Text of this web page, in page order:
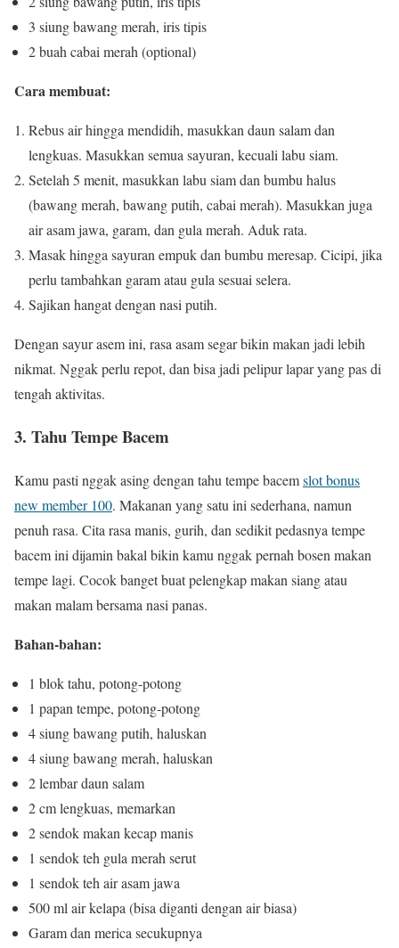
3 siung bawang merah, iris tipis
2 buah cabai merah (optional)
Cara membuat:
Rebus air hingga mendidih, masukkan daun salam dan
lengkuas. Masukkan semua sayuran, kecuali labu siam.
Setelah 5 menit, masukkan labu siam dan bumbu halus
(bawang merah, bawang putih, cabai merah). Masukkan juga
air asam jawa, garam, dan gula merah. Aduk rata.
Masak hingga sayuran empuk dan bumbu meresap. Cicipi, jika
perlu tambahkan garam atau gula sesuai selera.
Sajikan hangat dengan nasi putih.
Dengan sayur asem ini, rasa asam segar bikin makan jadi lebih
nikmat. Nggak perlu repot, dan bisa jadi pelipur lapar yang pas di
tengah aktivitas.
3. Tahu Tempe Bacem
Kamu pasti nggak asing dengan tahu tempe bacemslot bonus
new member 100. Makanan yang satu ini sederhana, namun
penuh rasa. Cita rasa manis, gurih, dan sedikit pedasnya tempe
bacem ini dijamin bakal bikin kamu nggak pernah bosen makan
tempe lagi. Cocok banget buat pelengkap makan siang atau
makan malam bersama nasi panas.
Bahan-bahan:
1 blok tahu, potong-potong
1 papan tempe, potong-potong
4 siung bawang putih, haluskan
4 siung bawang merah, haluskan
2 lembar daun salam
2 cm lengkuas, memarkan
2 sendok makan kecap manis
1 sendok teh gula merah serut
1 sendok teh air asam jawa
500 ml air kelapa (bisa diganti dengan air biasa)
Garam dan merica secukupnya